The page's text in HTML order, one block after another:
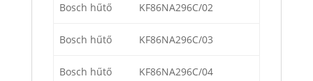
Bosch hűtő KF86NA296C/02
Bosch hűtő KF86NA296C/03
Bosch hűtő KF86NA296C/04